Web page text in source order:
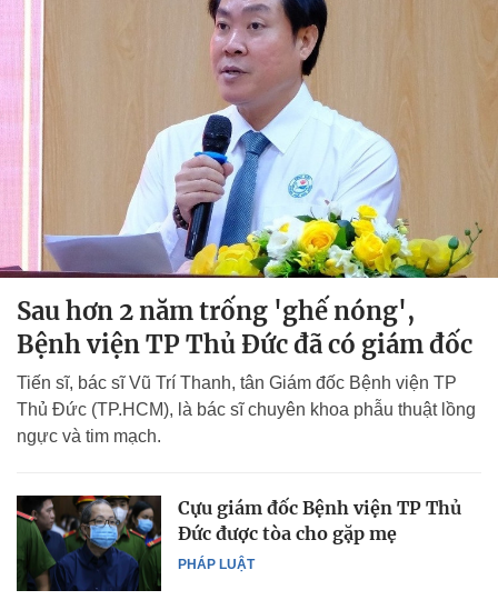
Sau hơn 2 năm trống 'ghế nóng',
Bệnh viện TP Thủ Đức đã có giám đốc
Tiến sĩ, bác sĩ Vũ Trí Thanh, tân Giám đốc Bệnh viện TP
Thủ Đức (TP.HCM), là bác sĩ chuyên khoa phẫu thuật lồng
ngực và tim mạch.
PHÁP LUẬT
Cựu giám đốc Bệnh viện TP Thủ
Đức được tòa cho gặp mẹ